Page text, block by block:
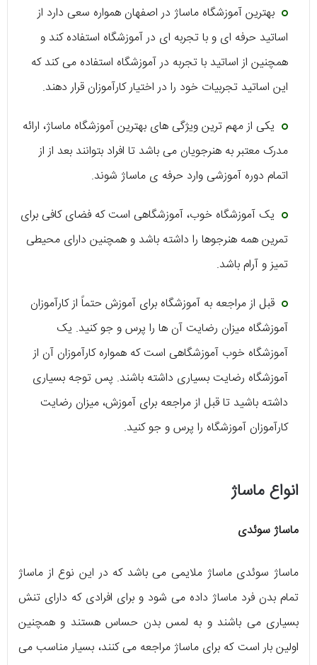
بهترین آموزشگاه ماساژ در اصفهان همواره سعی دارد از
اساتید حرفه ای و با تجربه ای در آموزشگاه استفاده کند و
همچنین از اساتید با تجربه در آموزشگاه استفاده می کند که
این اساتید تجربیات خود را در اختیار کارآموزان قرار دهند.
یکی از مهم ترین ویژگی های بهترین آموزشگاه ماساژ، ارائه
مدرک معتبر به هنرجویان می باشد تا افراد بتوانند بعد از از
اتمام دوره آموزشی وارد حرفه ی ماساژ شوند.
یک آموزشگاه خوب، آموزشگاهی است که فضای کافی برای
تمرین همه هنرجوها را داشته باشد و همچنین دارای محیطی
تمیز و آرام باشد.
قبل از مراجعه به آموزشگاه برای آموزش حتماً از کارآموزان
آموزشگاه میزان رضایت آن ها را پرس و جو کنید. یک
آموزشگاه خوب آموزشگاهی است که همواره کارآموزان آن از
آموزشگاه رضایت بسیاری داشته باشند. پس توجه بسیاری
داشته باشید تا قبل از مراجعه برای آموزش، میزان رضایت
کارآموزان آموزشگاه را پرس و جو کنید.
انواع ماساژ
ماساژ سوئدی
ماساژ سوئدی ماساژ ملایمی می باشد که در این نوع از ماساژ
تمام بدن فرد ماساژ داده می شود و برای افرادی که دارای تنش
بسیاری می باشند و به لمس بدن حساس هستند و همچنین
اولین بار است که برای ماساژ مراجعه می کنند، بسیار مناسب می